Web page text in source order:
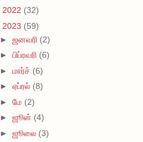
2022 (32)
2023 (59)
► ஜனவரி (2)
► பிப்ரவரி (6)
► மார்ச் (6)
► ஏப்ரல் (8)
► மே (2)
► ஜூன் (4)
► ஜூலை (3)